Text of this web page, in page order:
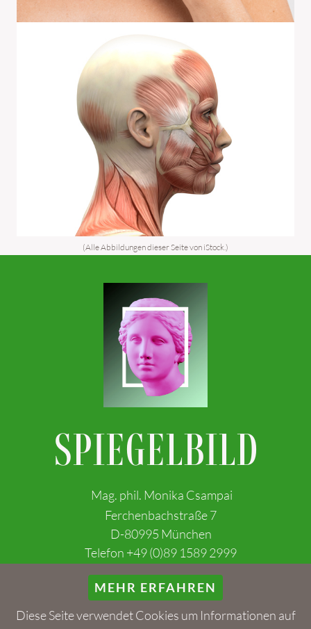
(Alle Abbildungen dieser Seite von iStock.)
SPIEGELBILD
Mag. phil. Monika Csampai
Ferchenbachstraße 7
D-80995 München
Telefon +49 (0)89 1589 2999
kontakt@spiegel-bild.com
MEHR ERFAHREN
Diese Seite verwendet Cookies um Informationen auf